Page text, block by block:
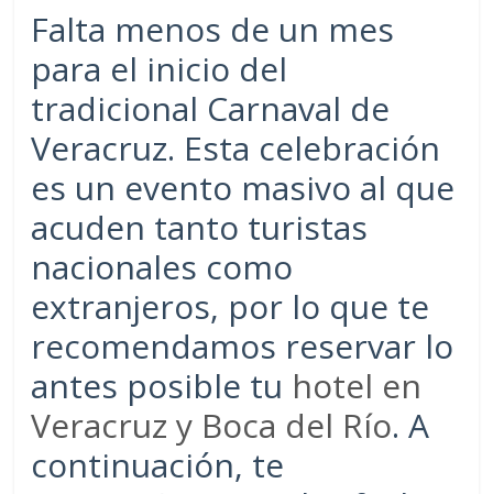
Falta menos de un mes
para el inicio del
tradicional Carnaval de
Veracruz. Esta celebración
es un evento masivo al que
acuden tanto turistas
nacionales como
extranjeros, por lo que te
recomendamos reservar lo
antes posible tu hotel en
Veracruz y Boca del Río. A
continuación, te